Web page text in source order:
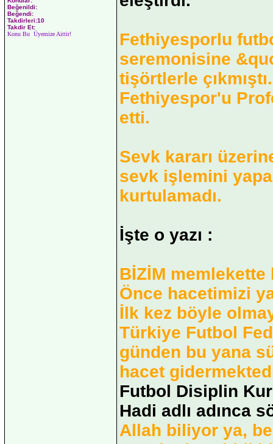
Beğenildi:
Beğendi:
Takdirleri:10
Takdir Et:
Konu Bu Üyemize Aittir!
Fethiyesporlu
seremonisine
tişörtlerle
Fethiyespor'u
etti.
Sevk kararı
sevk işlemini
kurtulamadı.
İşte o yazı :
BİZİM memlekette
Önce hacetimizi
İlk kez böyle
Türkiye Futbol
günden bu yana
hacet
Futbol Disiplin
Hadi adlı adınca
Allah biliyor ya,